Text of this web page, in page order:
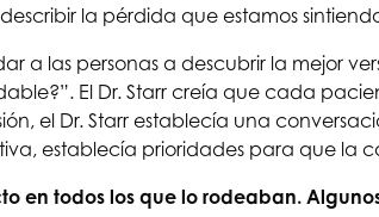
la pérdida que estamos
a las personas a descubrir la mejor
El Dr. Starr creía que cada
el Dr. Starr establecía una
establecía prioridades para que la
en todos los que lo rodeaban.